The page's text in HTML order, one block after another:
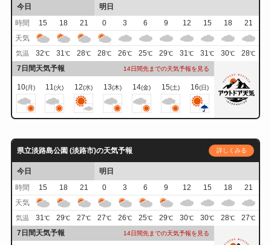
今日
明日
時間
15 18 21 0 3 6 9 12 15 18
21
天気
気温 32℃ 31℃ 28℃ 28℃ 26℃ 25℃ 29℃ 31℃ 31℃ 30℃ 28℃
7日間天気予報 14日間先までの天気予報を見る
10(月) 11(火) 12(水) 13(木) 14(金) 15(土) 16(日)
県立淡路島公園 (淡路市)の天気予報 詳しくみる
今日
明日
時間
15 18 21 0 3 6 9 12 15 18
21
天気
気温 31℃ 29℃ 27℃ 27℃ 26℃ 25℃ 29℃ 30℃ 30℃ 28℃ 27℃
7日間天気予報 14日間先までの天気予報を見る